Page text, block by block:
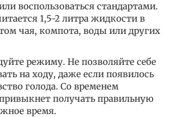
воспользоваться стандартами.
1,5-2 литра жидкости в
чая, компота, воды или других
режиму. Не позволяйте себе
на ходу, даже если появилось
голода. Со временем
получать правильную
время.